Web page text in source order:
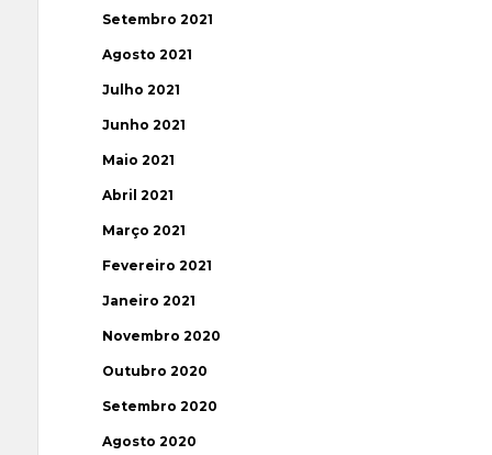
Setembro 2021
Agosto 2021
Julho 2021
Junho 2021
Maio 2021
Abril 2021
Março 2021
Fevereiro 2021
Janeiro 2021
Novembro 2020
Outubro 2020
Setembro 2020
Agosto 2020